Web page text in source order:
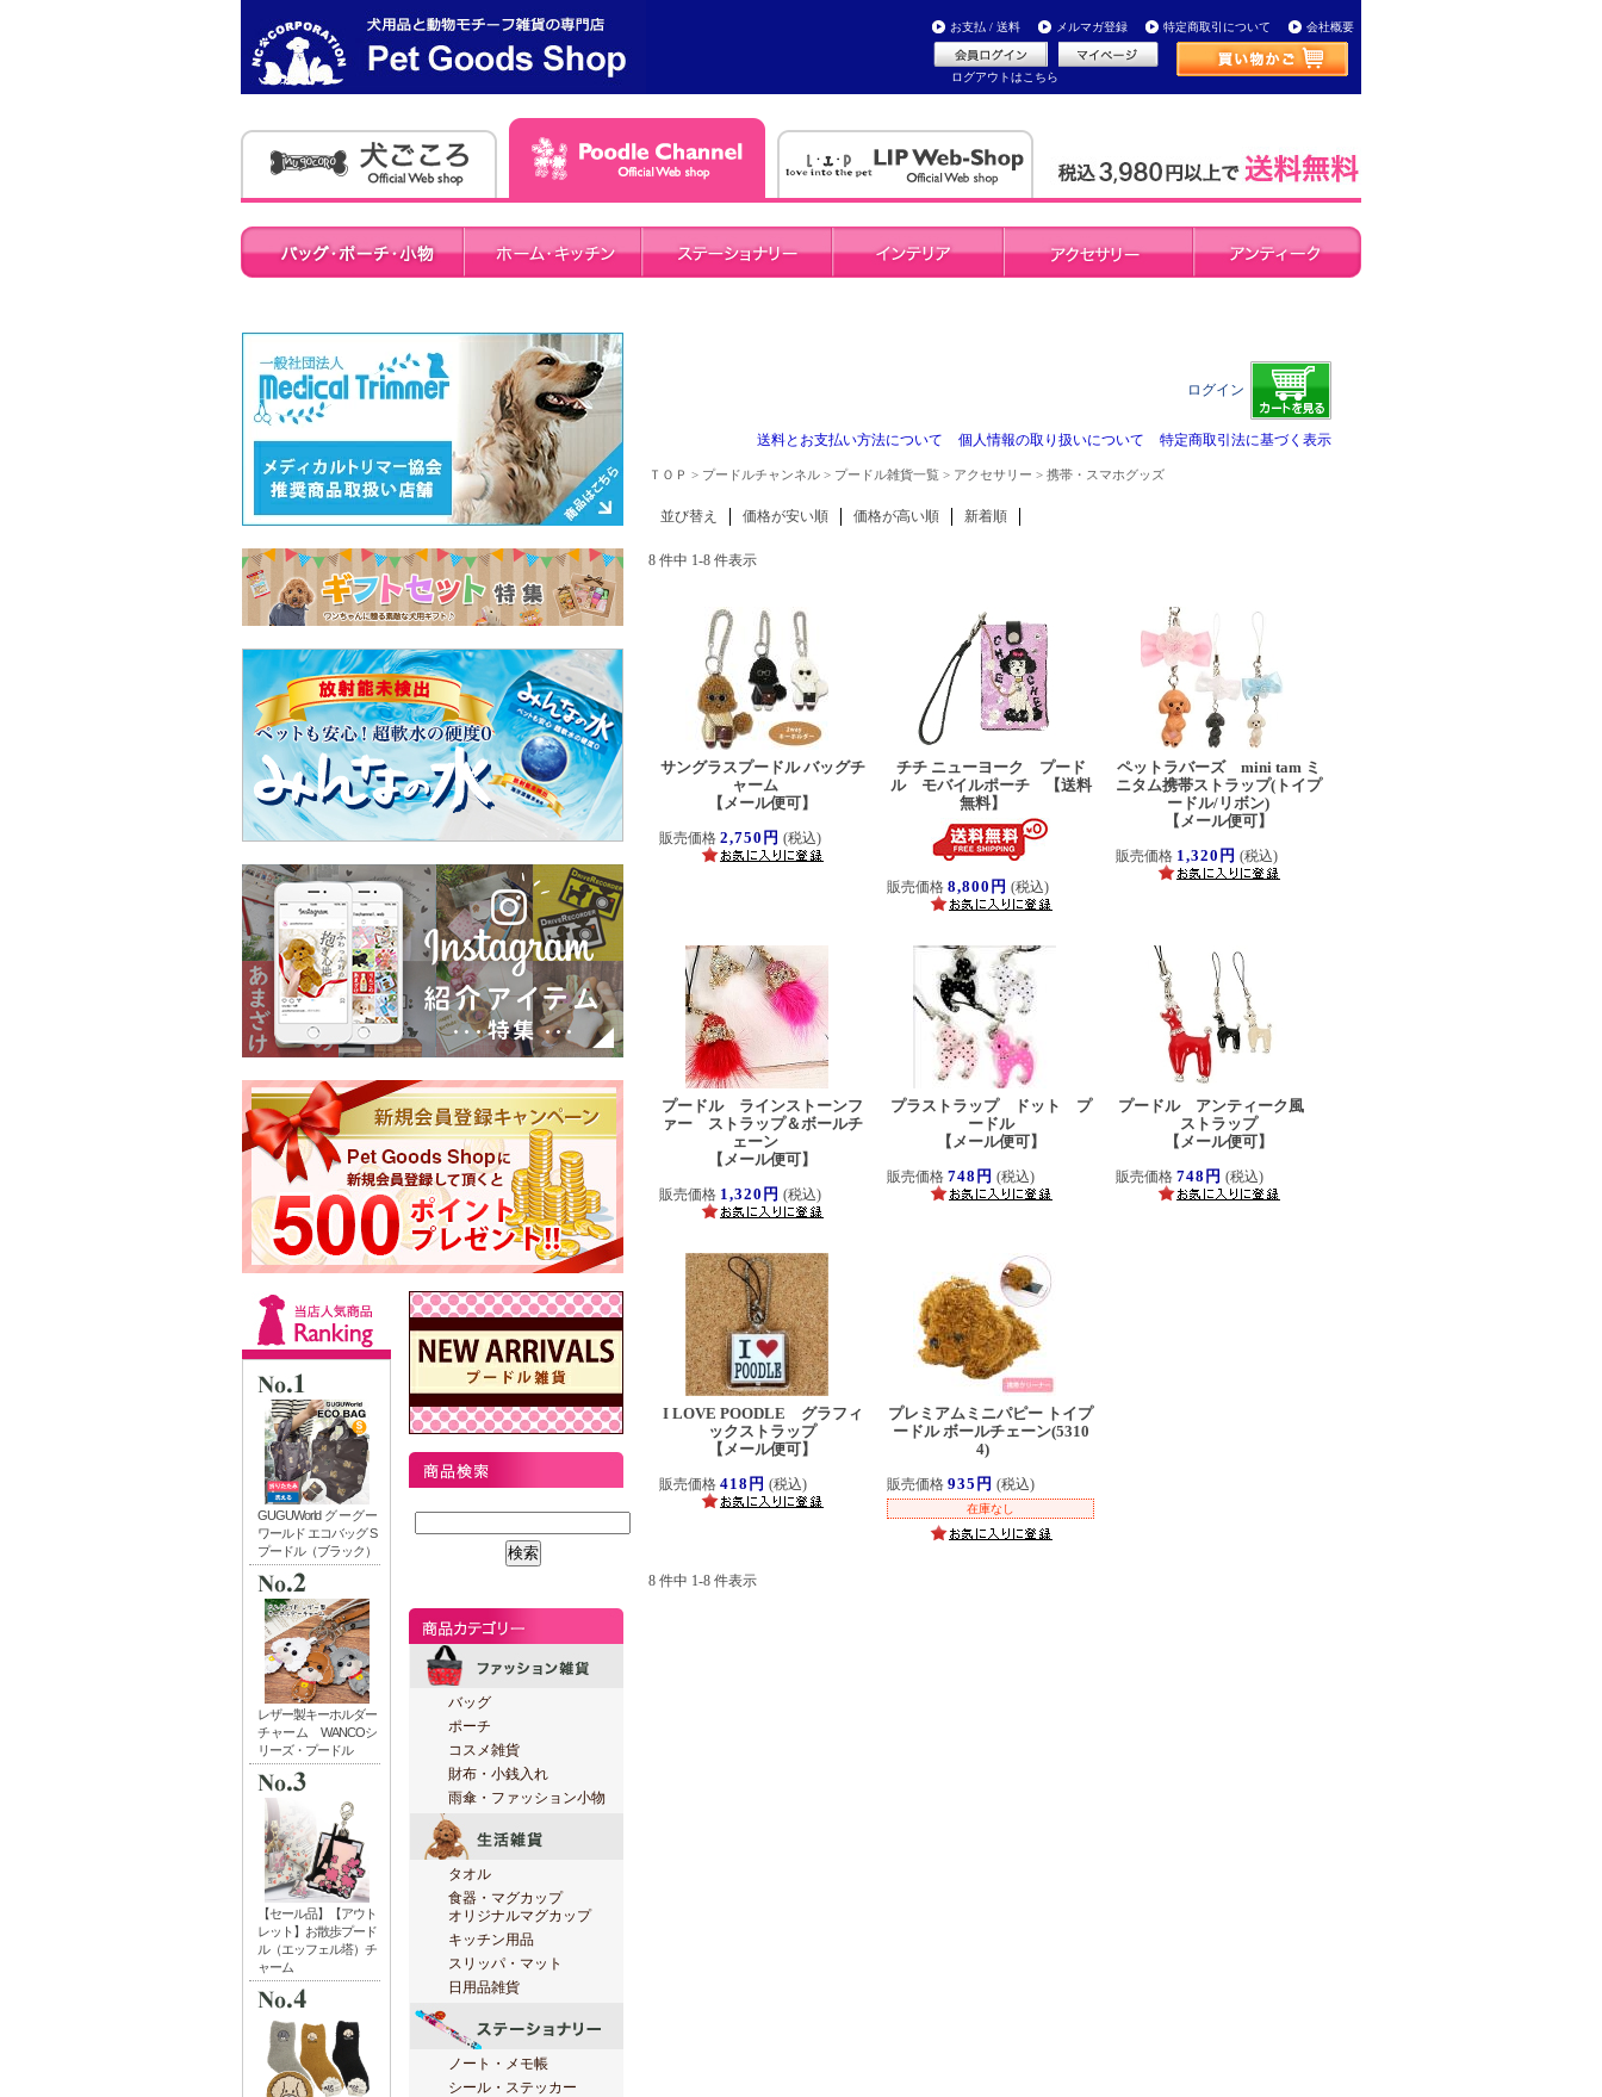
お支払 / 送料 メルマガ登録 特定商取引について 会社概要
ログアウトはこちら
バッグ
ポーチ
コスメ雑貨
財布・小銭入れ
雨傘・ファッション小物
タオル
食器・マグカップ
オリジナルマグカップ
キッチン用品
スリッパ・マット
日用品雑貨
ノート・メモ帳
シール・ステッカー
ログイン
送料とお支払い方法について 個人情報の取り扱いについて 特定商取引法に基づく表示
ＴＯＰ > プードルチャンネル > プードル雑貨一覧 > アクセサリー > 携帯・スマホグッズ
並び替え 価格が安い順 価格が高い順 新着順
8 件中 1-8 件表示
サングラスプードル バッグチ
ャーム
【メール便可】
販売価格 2,750円 (税込)
チチ ニューヨーク プード
ル モバイルポーチ 【送料
無料】
販売価格 8,800円 (税込)
ペットラバーズ mini tam ミ
ニタム携帯ストラップ(トイプ
ードル/リボン)
【メール便可】
販売価格 1,320円 (税込)
プードル ラインストーンフ
ァー ストラップ＆ボールチ
ェーン
【メール便可】
販売価格 1,320円 (税込)
プラストラップ ドット プ
ードル
【メール便可】
販売価格 748円 (税込)
プードル アンティーク風
ストラップ
【メール便可】
販売価格 748円 (税込)
I LOVE POODLE グラフィ
ックストラップ
【メール便可】
販売価格 418円 (税込)
プレミアムミニパピー トイプ
ードル ボールチェーン(5310
4)
販売価格 935円 (税込)
在庫なし
8 件中 1-8 件表示